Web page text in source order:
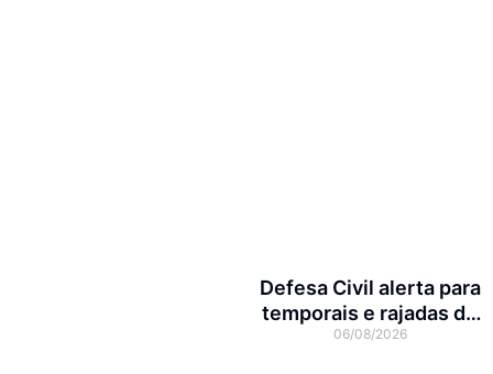
Defesa Civil alerta para
temporais e rajadas de
vento de até 70 km/h em
06/08/2026